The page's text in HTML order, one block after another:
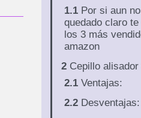
1.1Por si aun
quedado claro
los 3 más
amazon
2Cepillo alisador
2.1Ventajas:
2.2Desventajas: